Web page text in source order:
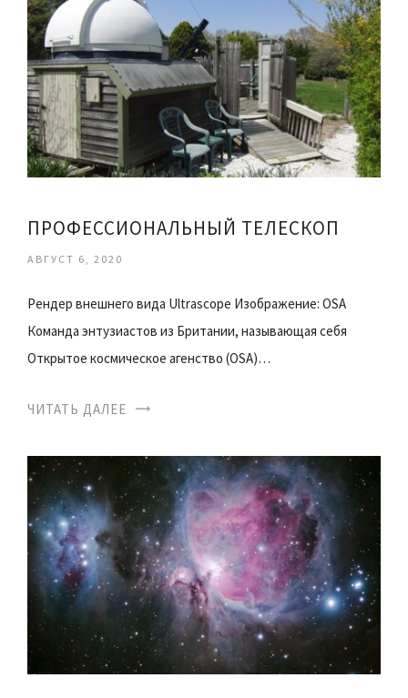
ПРОФЕССИОНАЛЬНЫЙ ТЕЛЕСКОП
АВГУСТ 6, 2020
Рендер внешнего вида Ultrascope Изображение: OSA
Команда энтузиастов из Британии, называющая себя
Открытое космическое агенство (OSA)…
ЧИТАТЬ ДАЛЕЕ